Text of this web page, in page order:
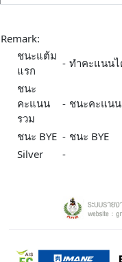
Remark:
ชนะแต้ม
แรก
- ทำคะแนน
ชนะ
คะแนน
รวม
- ชนะคะแน
ชนะ BYE - ชนะ BYE
Silver
-